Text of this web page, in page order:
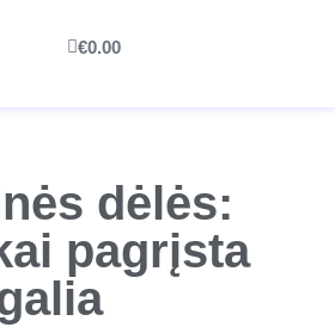
€0.00
dėlės:
pagrįsta